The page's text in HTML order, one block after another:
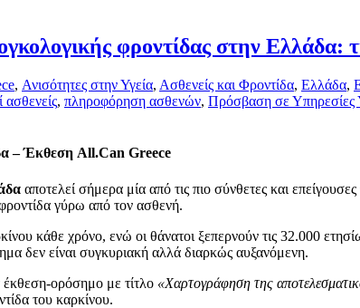
φροντίδας στην Ελλάδα:
, Ανισότητες στην Υγεία, Ασθενείς και Φροντίδα, Ελλάδα,
ασθενείς, πληροφόρηση ασθενών, Πρόσβαση σε Υπηρεσίες
– Έκθεση All.Can Greece
αποτελεί σήμερα μία από τις πιο σύνθετες και επείγουσες
γύρω από τον ασθενή.
κάθε χρόνο, ενώ οι θάνατοι ξεπερνούν τις 32.000
δεν είναι συγκυριακή αλλά διαρκώς αυξανόμενη.
ορόσημο με τίτλο «Χαρτογράφηση της
του καρκίνου.